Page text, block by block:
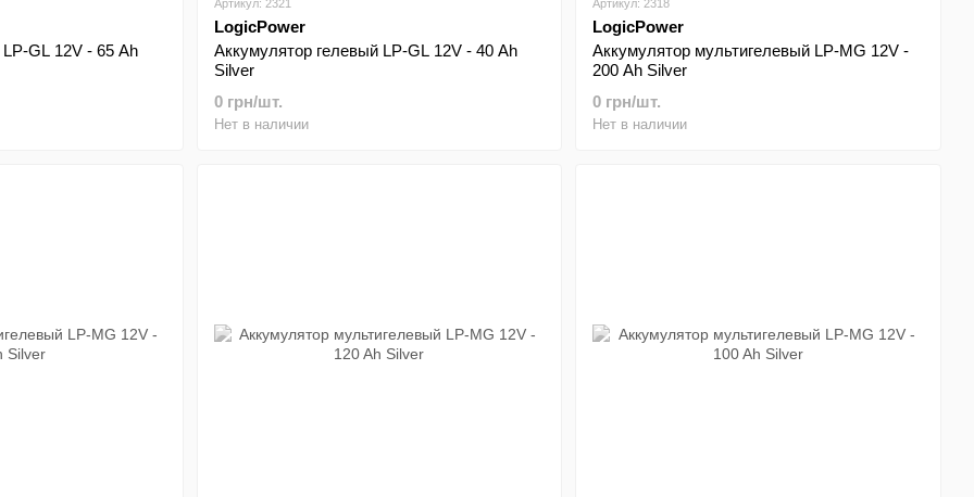
GL 12V - 65 Ah
Артикул: 2321
LogicPower
Аккумулятор гелевый LP-GL 12V - 40 Ah
Silver
0 грн/шт.
Нет в наличии
Артикул: 2318
LogicPower
Аккумулятор мультигелевый LP-MG 12V -
200 Ah Silver
0 грн/шт.
Нет в наличии